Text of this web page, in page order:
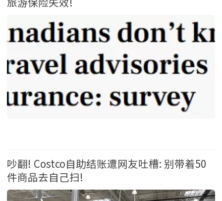
吵翻! Costco自助结账遭网友吐槽: 别带着50
件商品去自己扫!